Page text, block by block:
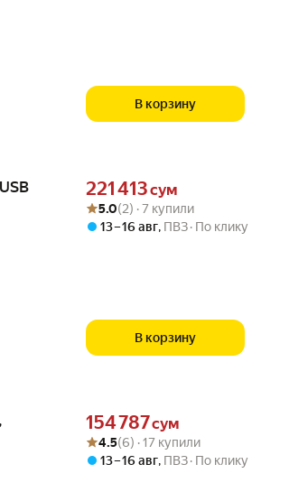
В корзину
Цена 221413 сум вместо
221 413сум
Рейтинг товара: 5.0 из 5
Оценок: (2) · 7 купили
5.0(2) · 7 купили
13 – 16 авг, ПВЗ По клику
В корзину
Цена 154787 сум вместо
154 787сум
Рейтинг товара: 4.5 из 5
Оценок: (6) · 17 купили
4.5(6) · 17 купили
13 – 16 авг, ПВЗ По клику